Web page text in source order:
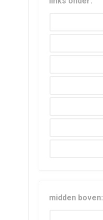
midden boven: